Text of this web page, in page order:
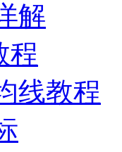
解
程
线教程